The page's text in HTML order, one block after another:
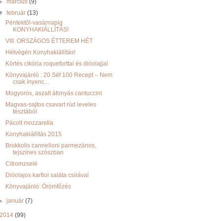
március(9)
február(13)
Péntektől-vasárnapig
KONYHAKIÁLLÍTÁS!
VIII. ORSZÁGOS ÉTTEREM HÉT
Hétvégén Konyhakiállítás!
Körtés cikória roqueforttal és dióolajjal
Könyvajánló : 20 Séf 100 Recept – Nem
csak ínyenc...
Mogyorós, aszalt áfonyás cantuccini
Magvas-sajtos csavart rúd leveles
tésztából
Pácolt mozzarella
Konyhakiállítás 2015
Brokkolis cannelloni parmezános,
tejszínes szószban
Citromzselé
Dióolajos karfiol saláta csírával
Könyvajánló: Örömfőzés
január(7)
2014 (99)